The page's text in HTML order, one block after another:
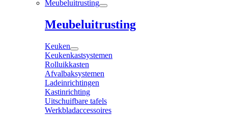
Meubeluitrusting
Meubeluitrusting
Keuken
Keukenkastsystemen
Rolluikkasten
Afvalbaksystemen
Ladeinrichtingen
Kastinrichting
Uitschuifbare tafels
Werkbladaccessoires